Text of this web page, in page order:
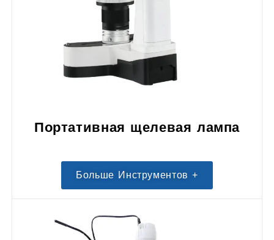
Портативная щелевая лампа
Больше Инструментов +